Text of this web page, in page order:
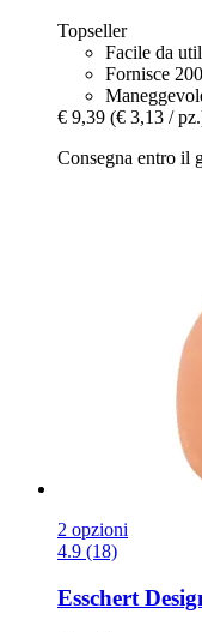
Topseller
Facile da
Fornisce
€ 9,39 (€ 3,13 /
Consegna entro il
2 opzioni
4.9 (18)
Esschert